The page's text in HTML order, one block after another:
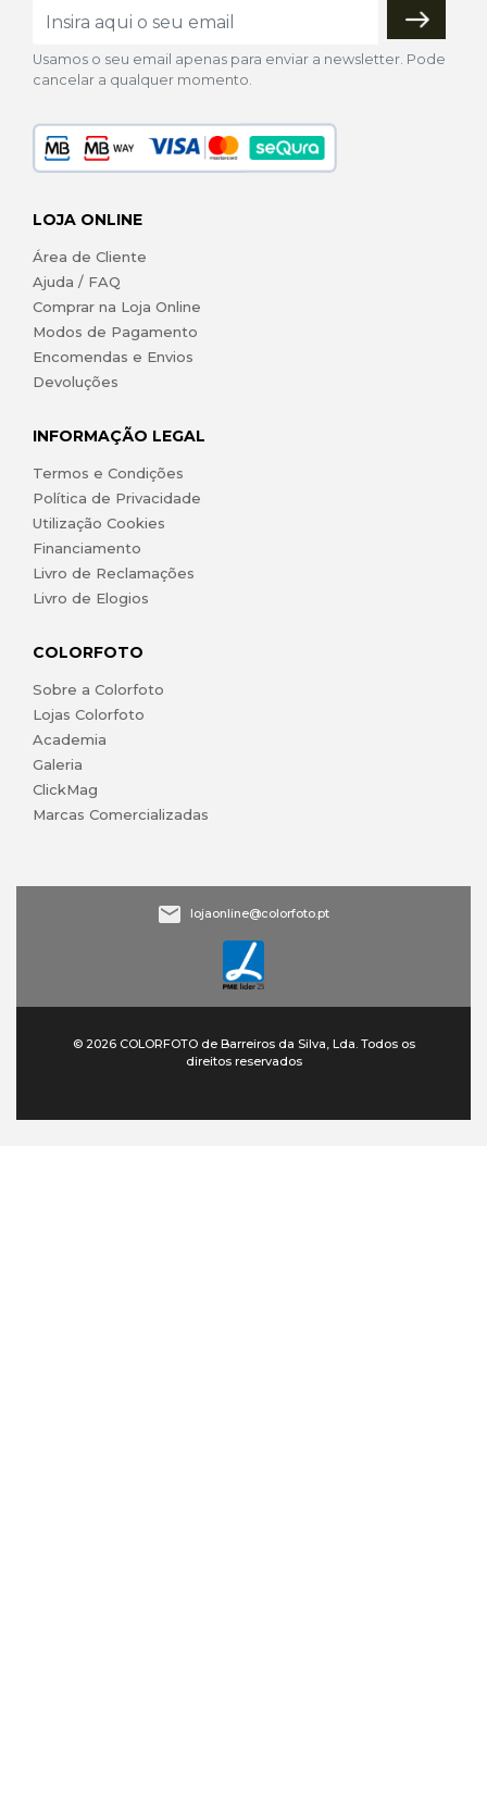
Usamos o seu email apenas para enviar a newsletter. Pode
cancelar a qualquer momento.
LOJA ONLINE
Área de Cliente
Ajuda / FAQ
Comprar na Loja Online
Modos de Pagamento
Encomendas e Envios
Devoluções
INFORMAÇÃO LEGAL
Termos e Condições
Política de Privacidade
Utilização Cookies
Financiamento
Livro de Reclamações
Livro de Elogios
COLORFOTO
Sobre a Colorfoto
Lojas Colorfoto
Academia
Galeria
ClickMag
Marcas Comercializadas
lojaonline@colorfoto.pt
© 2026 COLORFOTO de Barreiros da Silva, Lda. Todos os
direitos reservados